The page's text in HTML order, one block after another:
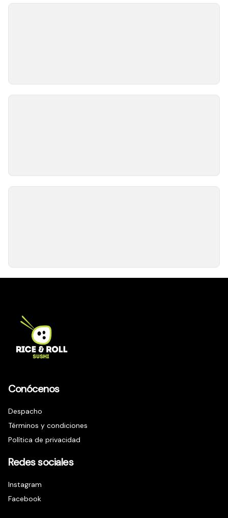
Conócenos
Despacho
Términos y condiciones
Política de privacidad
Redes sociales
Instagram
Facebook